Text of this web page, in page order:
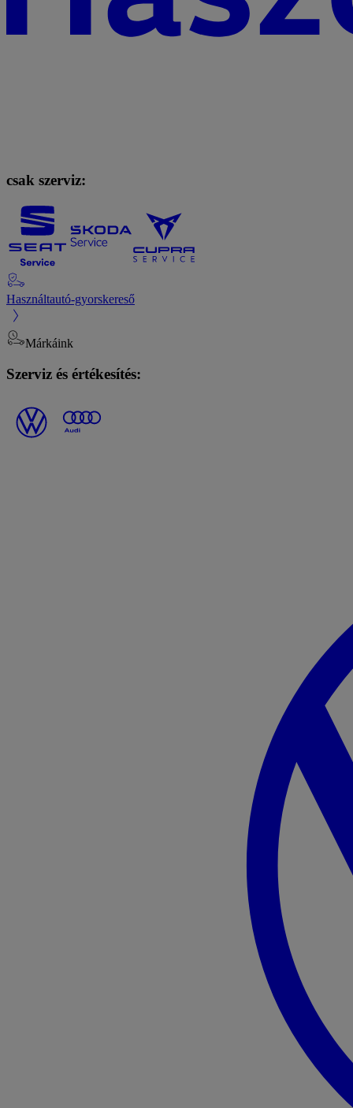
csak szerviz:
Használtautó-gyorskereső
Márkáink
Szerviz és értékesítés: